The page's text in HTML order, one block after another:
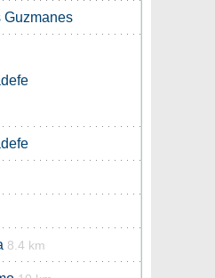
Guzmanes
8.4 km